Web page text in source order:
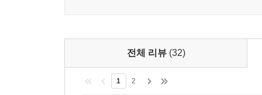
등했다. 그 뒤 이베리아 반도의 이슬람 왕국은 문
신료, 유럽의 밀 등 전 세계의 부가 이곳으로 몰렸
경제적 쇠락의 길을 걷고 유대인이 대거 몰려온
역사’를 만들어온 저력은 어디에 있을까·
전체 리뷰 (32)
1 2